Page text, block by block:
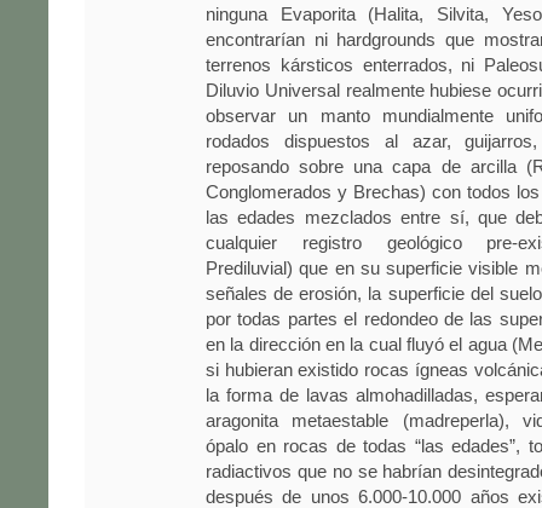
ninguna Evaporita (Halita, Silvita,
encontrarían ni hardgrounds que
terrenos kársticos enterrados, ni
Diluvio Universal realmente hubiese
observar un manto mundialmente
rodados dispuestos al azar,
reposando sobre una capa de arcilla
Conglomerados y Brechas) con todos
las edades mezclados entre sí, que
cualquier registro geológico pre-
Prediluvial) que en su superficie visible
señales de erosión, la superficie del
por todas partes el redondeo de las
en la dirección en la cual fluyó el agua
si hubieran existido rocas ígneas
la forma de lavas almohadilladas,
aragonita metaestable (madreperla),
ópalo en rocas de todas “las edades”,
radiactivos que no se habrían
después de unos 6.000-10.000 años